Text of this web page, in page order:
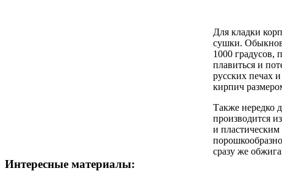
Для кладки
сушки.
1000 градусов,
плавиться и
русских печах
кирпич
Также нередко
производится
и пластическим
сразу же
Интересные материалы: